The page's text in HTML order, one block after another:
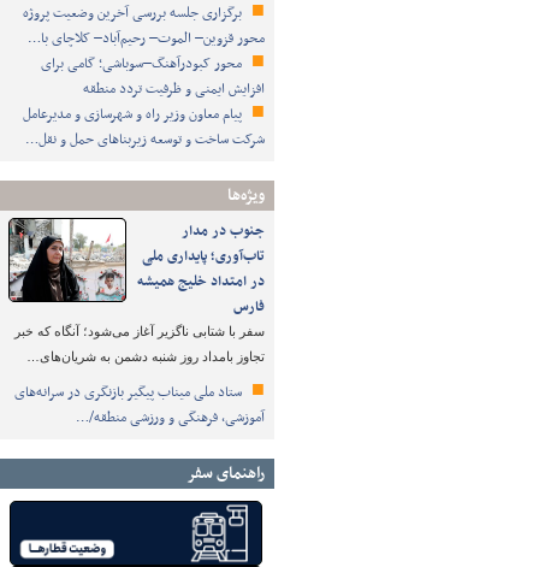
برگزاری جلسه بررسی آخرین وضعیت پروژه
محور قزوین– الموت– رحیم‌آباد– کلاچای با…
محور کبودرآهنگ–سوباشی؛ گامی برای
افزایش ایمنی و ظرفیت تردد منطقه
پیام معاون وزیر راه و شهرسازی و مدیرعامل
شرکت ساخت و توسعه زیربناهای حمل و نقل…
ویژه‌ها
جنوب در مدار
تاب‌آوری؛ پایداری ملی
در امتداد خلیج همیشه
فارس
سفر با شتابی ناگزیر آغاز می‌شود؛ آنگاه که خبر
تجاوز بامداد روز شنبه دشمن به شریان‌های…
ستاد ملی میناب پیگیر بازنگری در سرانه‌های
آموزشی، فرهنگی و ورزشی منطقه/…
راهنمای سفر